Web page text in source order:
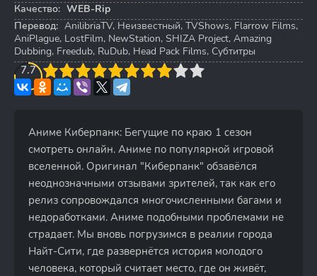
Качество: WEB-Rip
Перевод: AnilibriaTV, Неизвестный, TVShows, Flarrow Films,
AniPlague, LostFilm, NewStation, SHIZA Project, Amazing
Dubbing, Freedub, RuDub, Head Pack Films, Субтитры
7.7
4 5 6 7 8 9 10
Аниме Киберпанк: Бегущие по краю 1 сезон
смотреть онлайн. Аниме по популярной игровой
вселенной. Оригинал "Киберпанк" обзавёлся
неоднозначными отзывами зрителей, так как его
релиз сопровождался многочисленными багами и
недоработками. Аниме подобными проблемами не
страдает. Мы вновь погрузимся в реалии города
Найт-Сити, где развернётся история молодого
человека, который считает место, где он живёт,